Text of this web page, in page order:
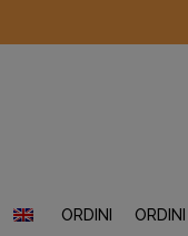
ORDINI ORDINI